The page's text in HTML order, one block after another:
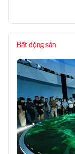
Bất động sản